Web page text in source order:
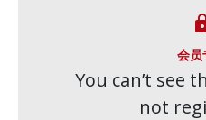
会员
You can’t see
not